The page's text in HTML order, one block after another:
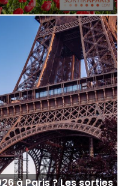
à Paris ? Les sorties